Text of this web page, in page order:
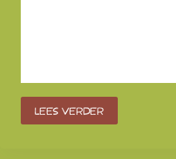
Lees verder